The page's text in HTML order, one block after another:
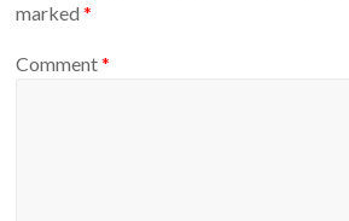
marked*
Comment*